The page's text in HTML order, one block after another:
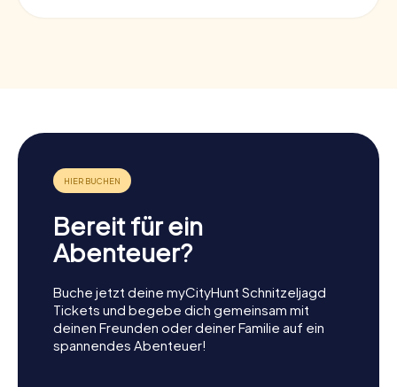
Bereit für ein
Abenteuer?
Buche jetzt deine myCityHunt Schnitzeljagd
Tickets und begebe dich gemeinsam mit
deinen Freunden oder deiner Familie auf ein
spannendes Abenteuer!